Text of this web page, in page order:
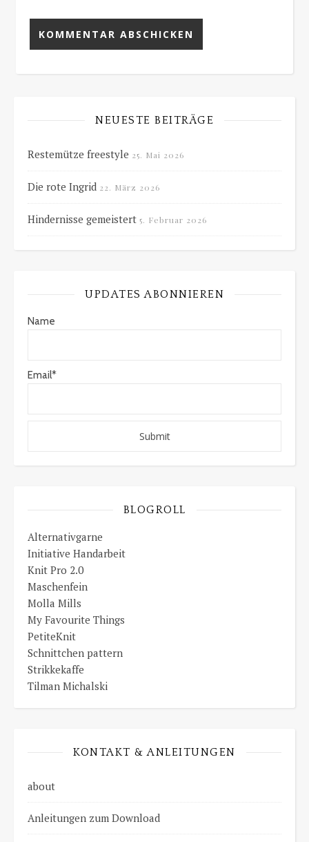
NEUESTE BEITRÄGE
Restemütze freestyle 25. Mai 2026
Die rote Ingrid 22. März 2026
Hindernisse gemeistert 5. Februar 2026
UPDATES ABONNIEREN
Name
Email*
BLOGROLL
Alternativgarne
Initiative Handarbeit
Knit Pro 2.0
Maschenfein
Molla Mills
My Favourite Things
PetiteKnit
Schnittchen pattern
Strikkekaffe
Tilman Michalski
KONTAKT & ANLEITUNGEN
about
Anleitungen zum Download